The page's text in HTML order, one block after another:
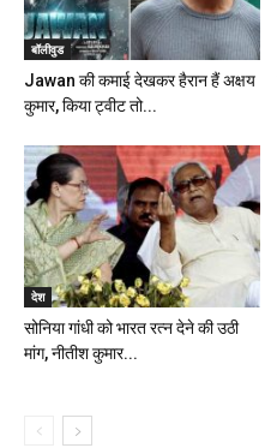
बॉलीवुड
Jawan की कमाई देखकर हैरान हैं अक्षय
कुमार, किया ट्वीट तो...
देश
सोनिया गांधी को भारत रत्न देने की उठी
मांग, नीतीश कुमार...